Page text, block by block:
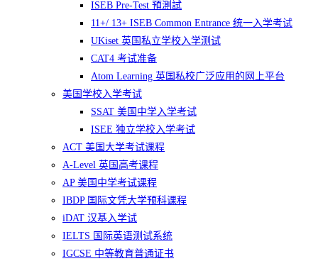
ISEB Pre-Test 預測試
11+/ 13+ ISEB Common Entrance 统一入学考试
UKiset 英国私立学校入学测试
CAT4 考试准备
Atom Learning 英国私校广泛应用的网上平台​
美国学校入学考试
SSAT 美国中学入学考试
ISEE 独立学校入学考试
ACT 美国大学考试课程
A-Level 英国高考课程
AP 美国中学考试课程
IBDP 国际文凭大学预科课程
iDAT 汉基入学试
IELTS 国际英语测试系统
IGCSE 中等教育普通证书